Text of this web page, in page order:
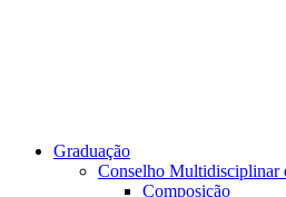
Graduação
Conselho Multidisciplinar
Composição